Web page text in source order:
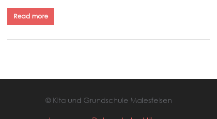
Read more
© Kita und Grundschule Malesfelsen